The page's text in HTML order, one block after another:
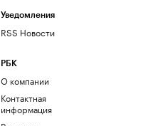
Уведомления
RSS Новости
РБК
О компании
Контактная
информация